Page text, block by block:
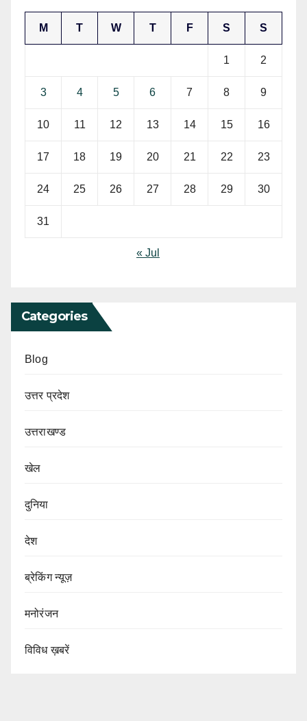
M T W T F S S
1 2
3 4 5 6 7 8 9
10 11 12 13 14 15 16
17 18 19 20 21 22 23
24 25 26 27 28 29 30
31
« Jul
Categories
Blog
उत्तर प्रदेश
उत्तराखण्ड
खेल
दुनिया
देश
ब्रेकिंग न्यूज़
मनोरंजन
विविध ख़बरें